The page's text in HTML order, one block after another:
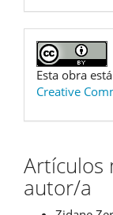
Esta obra
Creative
Artículos
autor/a